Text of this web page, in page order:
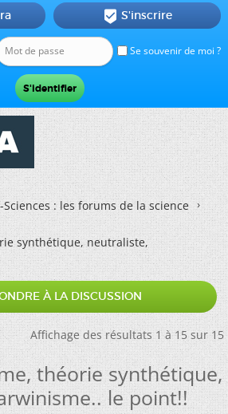
Se souvenir de moi ?
 S'inscrire
Sciences : les forums de la science
synthétique, neutraliste,
À LA DISCUSSION
Affichage des résultats 1 à 15 sur 15
théorie synthétique,
le point!!